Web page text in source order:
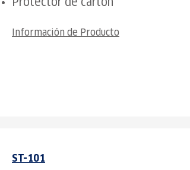
Protector de cartón
Información de Producto
ST-101